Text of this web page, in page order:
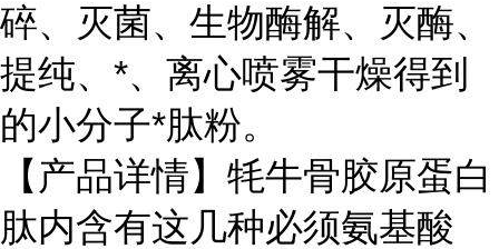
碎、灭菌、生物酶解、灭酶、
提纯、*、离心喷雾干燥得到
的小分子*肽粉。
【产品详情】牦牛骨胶原蛋白
肽内含有这几种必须氨基酸